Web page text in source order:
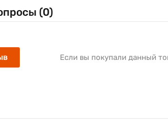
(0)
Если вы покупали данный